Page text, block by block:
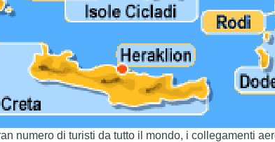
numero di turisti da tutto il mondo, i collegamenti